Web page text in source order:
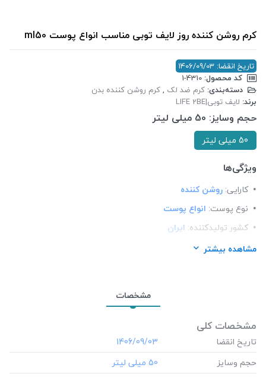
کرم روشن کننده روز لایف توبی مناسب انواع پوست ml50
تاریخ انقضا: 1406/09/03
کد محصول:
دسته‌بندی: کرم ضد لک ,کرم روشن کننده بدن
برند: لایف توبی|LIFE 2BE
حجم وسایز: 50 میلی لیتر
50 میلی لیتر
ویژگی‌ها
کارایی: روشن کننده
نوع پوست: انواع پوست
کشور تولید‎کننده:
ایران
فرم محصول: کرم
مانتره کیش
محل استعمال:
تعداد در بسته:
نوع محفظه:
بطری پمپ دار
مشاهده بیشتر
مشخصات
مشخصات کلی
تاریخ انقضا
‎1406/09/03
حجم وسایز
‎50 میلی لیتر